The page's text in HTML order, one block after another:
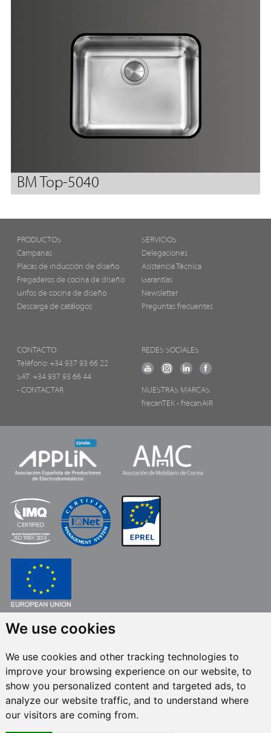
We use cookies
We use cookies and other tracking technologies to
improve your browsing experience on our website, to
show you personalized content and targeted ads, to
analyze our website traffic, and to understand where
our visitors are coming from.
BM Top-5040
PRODUCTOS
Campanas
Placas de inducción de diseño
Fregaderos de cocina de diseño
Grifos de cocina de diseño
Descarga de catálogos
SERVICIOS
Delegaciones
Asistencia Técnica
Garantías
Newsletter
Preguntas frecuentes
CONTACTO
Teléfono: +34 937 93 66 22
SAT: +34 937 93 66 44
- CONTACTAR
REDES SOCIALES
NUESTRAS MARCAS
frecanTEK - frecanAIR
FONDO EUROPEO DE DESARROLLO REGIONAL
FRECAN S.L.U.en el marco del Programa ICEX Next, ha contado con el apoyo
de ICEX y con la cofinanciación del fondo europeo FEDER. La finalidad de
este apoyo es contribuir al desarrollo internacional de la empresa y de su
entorno.
Todos los derechos reservados © 2024 Frecan, S.L.U. -